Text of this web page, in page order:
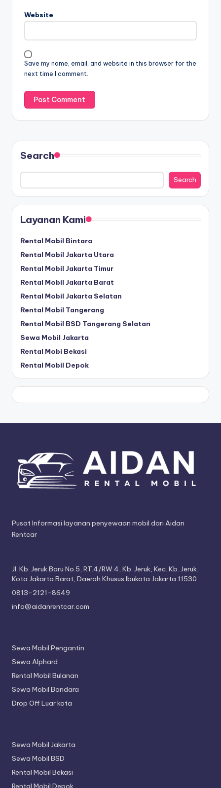
Website
Save my name, email, and website in this browser for the
next time I comment.
Search
Search
Layanan Kami
Rental Mobil Bintaro
Rental Mobil Jakarta Utara
Rental Mobil Jakarta Timur
Rental Mobil Jakarta Barat
Rental Mobil Jakarta Selatan
Rental Mobil Tangerang
Rental Mobil BSD Tangerang Selatan
Sewa Mobil Jakarta
Rental Mobi Bekasi
Rental Mobil Depok
Pusat Informasi layanan penyewaan mobil dari Aidan
Rentcar
Jl. Kb. Jeruk Baru No.5, RT.4/RW.4, Kb. Jeruk, Kec. Kb. Jeruk,
Kota Jakarta Barat, Daerah Khusus Ibukota Jakarta 11530
0813-2121-8649
info@aidanrentcar.com
Sewa Mobil Pengantin
Sewa Alphard
Rental Mobil Bulanan
Sewa Mobil Bandara
Drop Off Luar kota
Sewa Mobil Jakarta
Sewa Mobil BSD
Rental Mobil Bekasi
Rental Mobil Depok